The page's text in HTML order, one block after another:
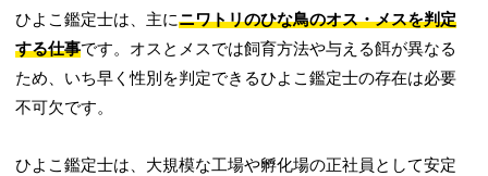
ひよこ鑑定士は、主にニワトリのひな鳥のオス・メスを判定
する仕事です。オスとメスでは飼育方法や与える餌が異なる
ため、いち早く性別を判定できるひよこ鑑定士の存在は必要
不可欠です。
ひよこ鑑定士は、大規模な工場や孵化場の正社員として安定